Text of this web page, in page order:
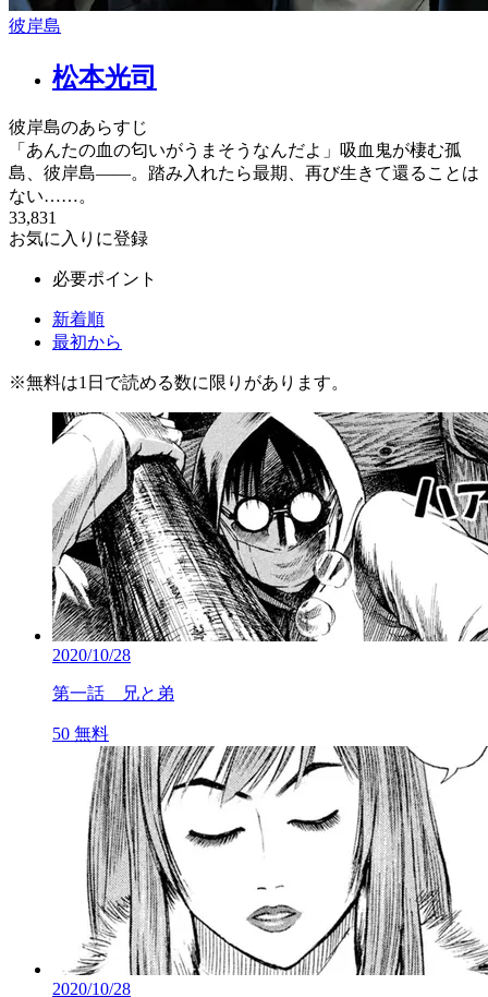
彼岸島
松本光司
彼岸島のあらすじ
「あんたの血の匂いがうまそうなんだよ」吸血鬼が棲む孤
島、彼岸島――。踏み入れたら最期、再び生きて還ることは
ない……。
33,831
お気に入りに登録
必要ポイント
新着順
最初から
※無料は1日で読める数に限りがあります。
2020/10/28
第一話 兄と弟
50 無料
2020/10/28